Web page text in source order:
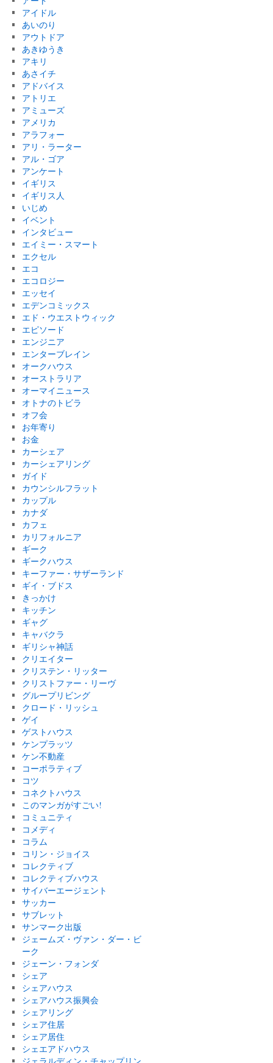
アイドル
あいのり
アウトドア
あきゆうき
アキリ
あさイチ
アドバイス
アトリエ
アミューズ
アメリカ
アラフォー
アリ・ラーター
アル・ゴア
アンケート
イギリス
イギリス人
いじめ
イベント
インタビュー
エイミー・スマート
エクセル
エコ
エコロジー
エッセイ
エデンコミックス
エド・ウエストウィック
エピソード
エンジニア
エンターブレイン
オークハウス
オーストラリア
オーマイニュース
オトナのトビラ
オフ会
お年寄り
お金
カーシェア
カーシェアリング
ガイド
カウンシルフラット
カップル
カナダ
カフェ
カリフォルニア
ギーク
ギークハウス
キーファー・サザーランド
ギイ・ブドス
きっかけ
キッチン
ギャグ
キャバクラ
ギリシャ神話
クリエイター
クリステン・リッター
クリストファー・リーヴ
グループリビング
クロード・リッシュ
ゲイ
ゲストハウス
ケンプラッツ
ケン不動産
コーポラティブ
コツ
コネクトハウス
このマンガがすごい!
コミュニティ
コメディ
コラム
コリン・ジョイス
コレクティブ
コレクティブハウス
サイバーエージェント
サッカー
サブレット
サンマーク出版
ジェームズ・ヴァン・ダー・ビ
ーク
ジェーン・フォンダ
シェア
シェアハウス
シェアハウス振興会
シェアリング
シェア住居
シェア居住
シェエアドハウス